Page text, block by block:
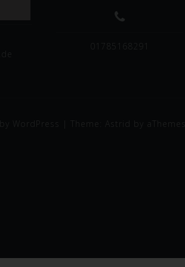
01785168291
WordPress Theme: Astrid by aThemes.